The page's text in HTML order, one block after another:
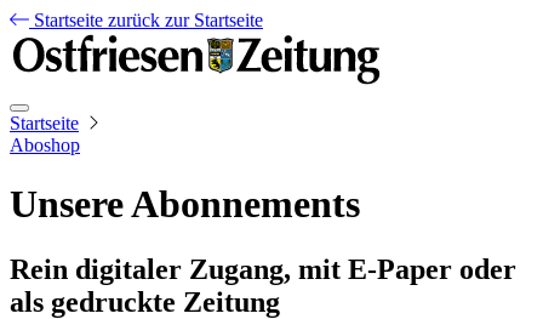
Startseite zurück zur Startseite
Startseite
Aboshop
Unsere Abonnements
Rein digitaler Zugang, mit E-Paper oder
als gedruckte Zeitung